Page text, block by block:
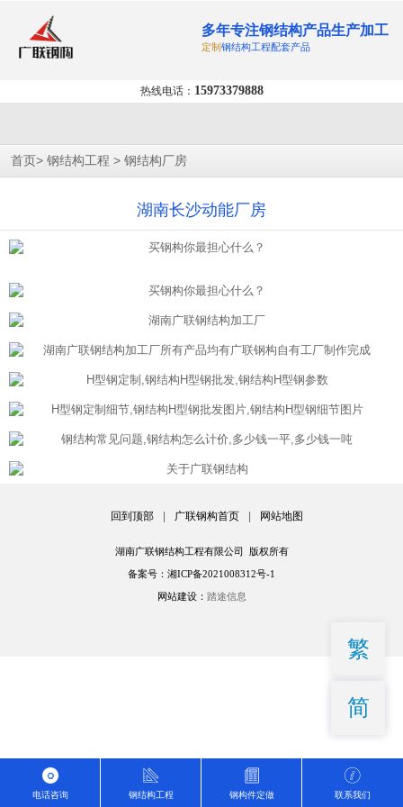
多年专注钢结构产品生产加工
定制钢结构工程配套产品
热线电话： 15973379888
首页> 钢结构工程 > 钢结构厂房
湖南长沙动能厂房
回到顶部 | 广联钢构首页 | 网站地图
湖南广联钢结构工程有限公司 版权所有
备案号：湘ICP备2021008312号-1
网站建设： 踏途信息
电话咨询 钢结构工程 钢构件定做 联系我们
繁
简